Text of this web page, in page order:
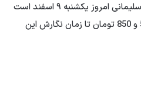
به گزارش افق میهن، قیمت دلار سلیمانی امروز یکشنبه ۹ اسفند است
اردیبهشت 1403 با شماره 57000 و 850 تومان تا زمان نگارش این